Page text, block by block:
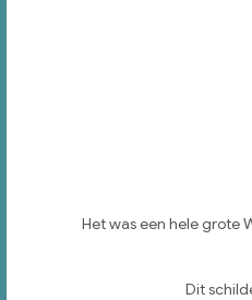
Het was een hele grote
Dit